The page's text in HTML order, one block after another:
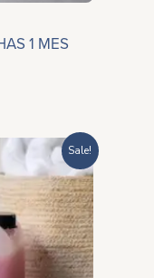
1 MES
Sale!